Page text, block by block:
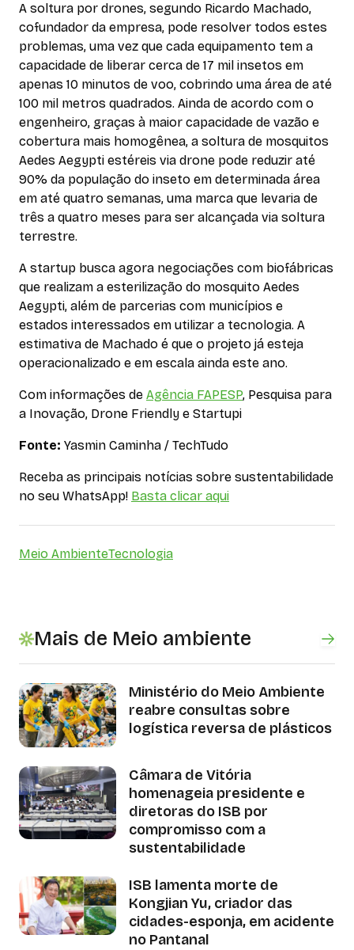
A soltura por drones, segundo Ricardo Machado,
cofundador da empresa, pode resolver todos estes
problemas, uma vez que cada equipamento tem a
capacidade de liberar cerca de 17 mil insetos em
apenas 10 minutos de voo, cobrindo uma área de até
100 mil metros quadrados. Ainda de acordo com o
engenheiro, graças à maior capacidade de vazão e
cobertura mais homogênea, a soltura de mosquitos
Aedes Aegypti estéreis via drone pode reduzir até
90% da população do inseto em determinada área
em até quatro semanas, uma marca que levaria de
três a quatro meses para ser alcançada via soltura
terrestre.
A startup busca agora negociações com biofábricas
que realizam a esterilização do mosquito Aedes
Aegypti, além de parcerias com municípios e
estados interessados em utilizar a tecnologia. A
estimativa de Machado é que o projeto já esteja
operacionalizado e em escala ainda este ano.
Com informações de Agência FAPESP, Pesquisa para
a Inovação, Drone Friendly e Startupi
Fonte: Yasmin Caminha / TechTudo
Receba as principais notícias sobre sustentabilidade
no seu WhatsApp! Basta clicar aqui
Meio AmbienteTecnologia
Mais de Meio ambiente
Ministério do Meio Ambiente
reabre consultas sobre
logística reversa de plásticos
Câmara de Vitória
homenageia presidente e
diretoras do ISB por
compromisso com a
sustentabilidade
ISB lamenta morte de
Kongjian Yu, criador das
cidades-esponja, em acidente
no Pantanal